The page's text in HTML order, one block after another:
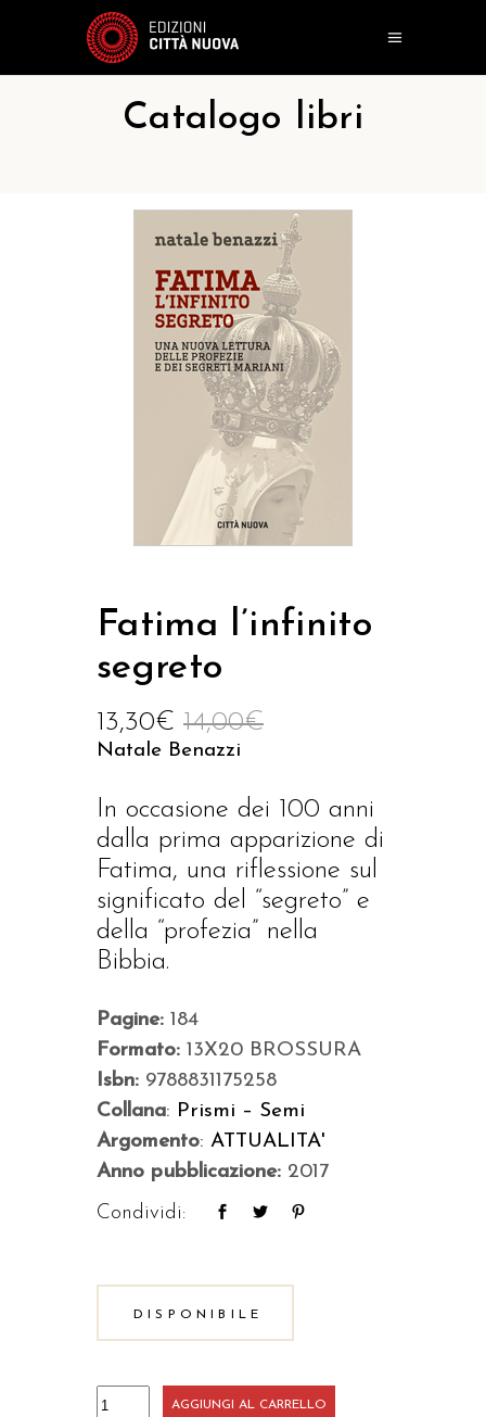
Catalogo libri
Fatima l’infinito
segreto
14,00€
13,30€
Natale Benazzi
In occasione dei 100 anni
dalla prima apparizione di
Fatima, una riflessione sul
significato del “segreto” e
della “profezia” nella
Bibbia.
Pagine: 184
Formato: 13X20 BROSSURA
Isbn: 9788831175258
Collana: Prismi – Semi
Argomento: ATTUALITA'
Anno pubblicazione: 2017
Condividi:
DISPONIBILE
Fatima
AGGIUNGI AL CARRELLO